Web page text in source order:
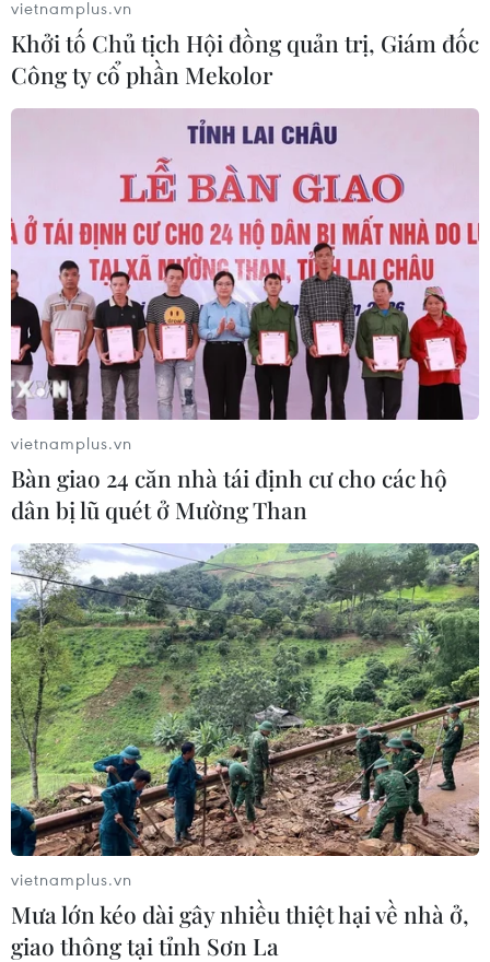
'Chính phủ mới ở Nhật Bản sẽ không thay
đổi chính sách với Việt Nam'
07/09/2020 02:51
Chuyên gia của JETRO nói rằng chính phủ mới ở Nhật
Bản sẽ tiếp tục duy trì chính sách đối ngoại với Việt Nam
giống như chính sách dưới thời chính quyền của Thủ
tướng Abe.
vietnamplus.vn
Khởi tố Chủ tịch Hội đồng quản trị, Giám đốc
Công ty cổ phần Mekolor
vietnamplus.vn
Bàn giao 24 căn nhà tái định cư cho các hộ
dân bị lũ quét ở Mường Than
vietnamplus.vn
Mưa lớn kéo dài gây nhiều thiệt hại về nhà ở,
giao thông tại tỉnh Sơn La